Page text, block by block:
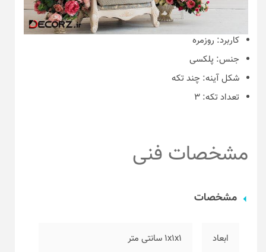
کاربرد: روزمره
جنس: پلکسی
شکل آینه: چند تکه
تعداد تکه: ۳
مشخصات فنی
مشخصات
ابعاد ۱x1x1 سانتی متر